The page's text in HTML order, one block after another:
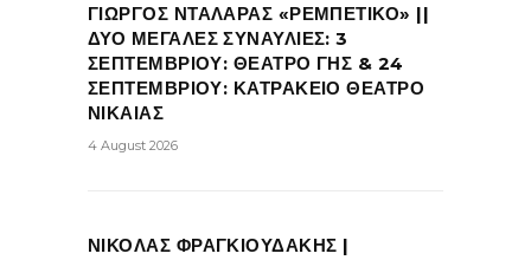
ΓΙΩΡΓΟΣ ΝΤΑΛΑΡΑΣ «ΡΕΜΠΕΤΙΚΟ» ||
ΔΥΟ ΜΕΓΑΛΕΣ ΣΥΝΑΥΛΙΕΣ: 3
ΣΕΠΤΕΜΒΡΙΟΥ: ΘΕΑΤΡΟ ΓΗΣ & 24
ΣΕΠΤΕΜΒΡΙΟΥ: ΚΑΤΡΑΚΕΙΟ ΘΕΑΤΡΟ
ΝΙΚΑΙΑΣ
4 August 2026
ΝΙΚΟΛΑΣ ΦΡΑΓΚΙΟΥΔΑΚΗΣ |